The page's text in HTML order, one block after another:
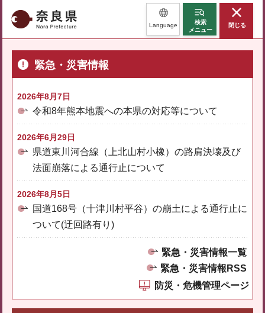
奈良県 Language
検索
メニュー
閉じる
緊急・災害情報
2026年8月7日
令和8年熊本地震への本県の対応等について
2026年6月29日
県道東川河合線（上北山村小橡）の路肩決壊及び
法面崩落による通行止について
2026年8月5日
国道168号（十津川村平谷）の崩土による通行止に
ついて(迂回路有り)
緊急・災害情報一覧
緊急・災害情報RSS
防災・危機管理ページ